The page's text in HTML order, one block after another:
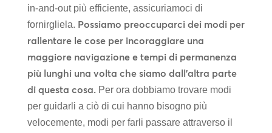
in-and-out più efficiente, assicuriamoci di
fornirgliela. Possiamo preoccuparci dei modi per
rallentare le cose per incoraggiare una
maggiore navigazione e tempi di permanenza
più lunghi una volta che siamo dall’altra parte
di questa cosa.Per ora dobbiamo trovare modi
per guidarli a ciò di cui hanno bisogno più
velocemente, modi per farli passare attraverso il